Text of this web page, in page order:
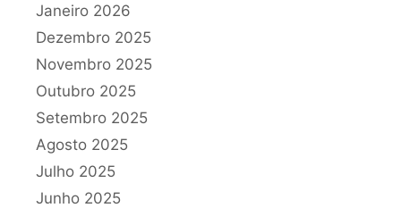
Janeiro 2026
Dezembro 2025
Novembro 2025
Outubro 2025
Setembro 2025
Agosto 2025
Julho 2025
Junho 2025